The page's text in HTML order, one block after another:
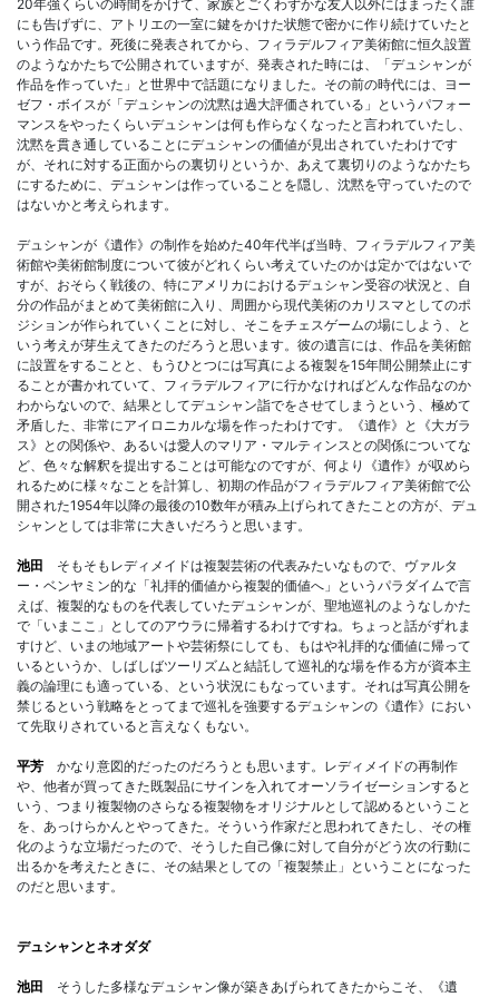
20年強くらいの時間をかけて、家族とごくわずかな友人以外にはまったく誰
にも告げずに、アトリエの一室に鍵をかけた状態で密かに作り続けていたと
いう作品です。死後に発表されてから、フィラデルフィア美術館に恒久設置
のようなかたちで公開されていますが、発表された時には、「デュシャンが
作品を作っていた」と世界中で話題になりました。その前の時代には、ヨー
ゼフ・ボイスが「デュシャンの沈黙は過大評価されている」というパフォー
マンスをやったくらいデュシャンは何も作らなくなったと言われていたし、
沈黙を貫き通していることにデュシャンの価値が見出されていたわけです
が、それに対する正面からの裏切りというか、あえて裏切りのようなかたち
にするために、デュシャンは作っていることを隠し、沈黙を守っていたので
はないかと考えられます。
デュシャンが《遺作》の制作を始めた40年代半ば当時、フィラデルフィア美
術館や美術館制度について彼がどれくらい考えていたのかは定かではないで
すが、おそらく戦後の、特にアメリカにおけるデュシャン受容の状況と、自
分の作品がまとめて美術館に入り、周囲から現代美術のカリスマとしてのポ
ジションが作られていくことに対し、そこをチェスゲームの場にしよう、と
いう考えが芽生えてきたのだろうと思います。彼の遺言には、作品を美術館
に設置をすることと、もうひとつには写真による複製を15年間公開禁止にす
ることが書かれていて、フィラデルフィアに行かなければどんな作品なのか
わからないので、結果としてデュシャン詣でをさせてしまうという、極めて
矛盾した、非常にアイロニカルな場を作ったわけです。《遺作》と《大ガラ
ス》との関係や、あるいは愛人のマリア・マルティンスとの関係についてな
ど、色々な解釈を提出することは可能なのですが、何より《遺作》が収めら
れるために様々なことを計算し、初期の作品がフィラデルフィア美術館で公
開された1954年以降の最後の10数年が積み上げられてきたことの方が、デュ
シャンとしては非常に大きいだろうと思います。
池田 そもそもレディメイドは複製芸術の代表みたいなもので、ヴァルタ
ー・ベンヤミン的な「礼拝的価値から複製的価値へ」というパラダイムで言
えば、複製的なものを代表していたデュシャンが、聖地巡礼のようなしかた
で「いまここ」としてのアウラに帰着するわけですね。ちょっと話がずれま
すけど、いまの地域アートや芸術祭にしても、もはや礼拝的な価値に帰って
いるというか、しばしばツーリズムと結託して巡礼的な場を作る方が資本主
義の論理にも適っている、という状況にもなっています。それは写真公開を
禁じるという戦略をとってまで巡礼を強要するデュシャンの《遺作》におい
て先取りされていると言えなくもない。
平芳 かなり意図的だったのだろうとも思います。レディメイドの再制作
や、他者が買ってきた既製品にサインを入れてオーソライゼーションすると
いう、つまり複製物のさらなる複製物をオリジナルとして認めるということ
を、あっけらかんとやってきた。そういう作家だと思われてきたし、その権
化のような立場だったので、そうした自己像に対して自分がどう次の行動に
出るかを考えたときに、その結果としての「複製禁止」ということになった
のだと思います。
デュシャンとネオダダ
池田 そうした多様なデュシャン像が築きあげられてきたからこそ、《遺